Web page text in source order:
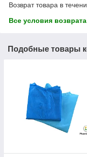
Возврат товара в
Все условия возврата
Подобные товары